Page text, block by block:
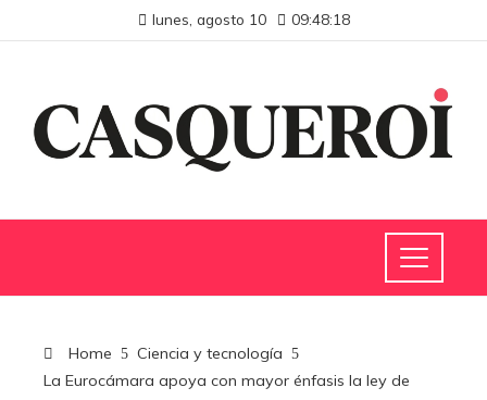
lunes, agosto 10 09:48:19
Home
Ciencia y tecnología
La Eurocámara apoya con mayor énfasis la ley de